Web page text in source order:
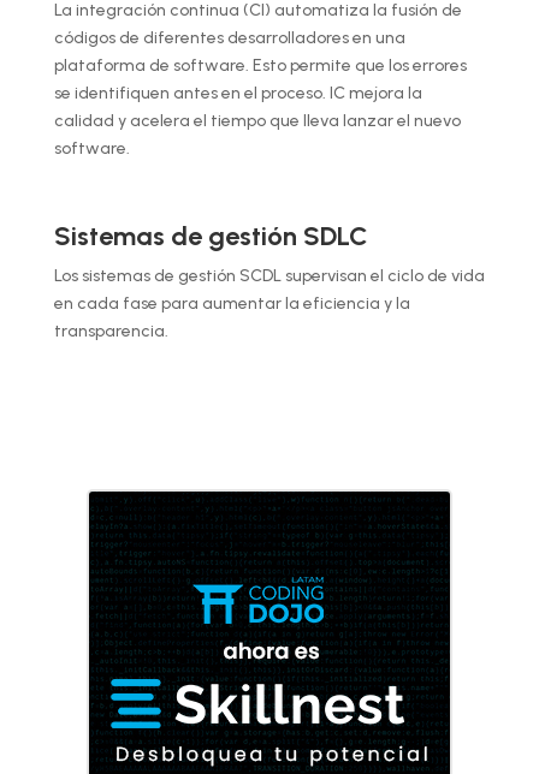
La integración continua (CI) automatiza la fusión de
códigos de diferentes desarrolladores en una
plataforma de software. Esto permite que los errores
se identifiquen antes en el proceso. IC mejora la
calidad y acelera el tiempo que lleva lanzar el nuevo
software.
Sistemas de gestión SDLC
Los sistemas de gestión SCDL supervisan el ciclo de vida
en cada fase para aumentar la eficiencia y la
transparencia.